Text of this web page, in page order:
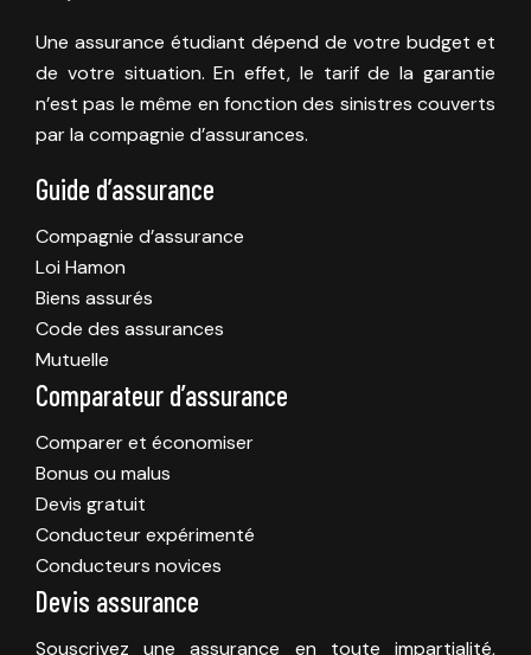
Une assurance étudiant dépend de votre budget et
de votre situation. En effet, le tarif de la garantie
n’est pas le même en fonction des sinistres couverts
par la compagnie d’assurances.
Guide d’assurance
Compagnie d’assurance
Loi Hamon
Biens assurés
Code des assurances
Mutuelle
Comparateur d’assurance
Comparer et économiser
Bonus ou malus
Devis gratuit
Conducteur expérimenté
Conducteurs novices
Devis assurance
Souscrivez une assurance en toute impartialité,